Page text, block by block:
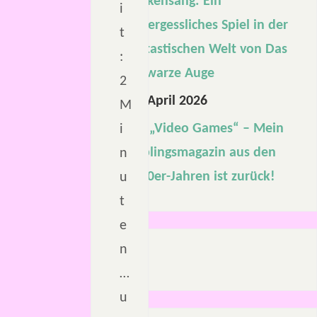
i
t
:
2
M
i
n
u
t
e
n
…
u
unvergessliches Spiel in der
fantastischen Welt von Das
Schwarze Auge
22. April 2026
Die „Video Games“ – Mein
Lieblingsmagazin aus den
1990er-Jahren ist zurück!